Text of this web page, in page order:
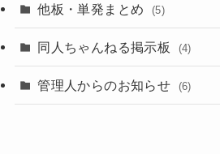
他板・単発まとめ (5)
同人ちゃんねる掲示板 (4)
管理人からのお知らせ (6)